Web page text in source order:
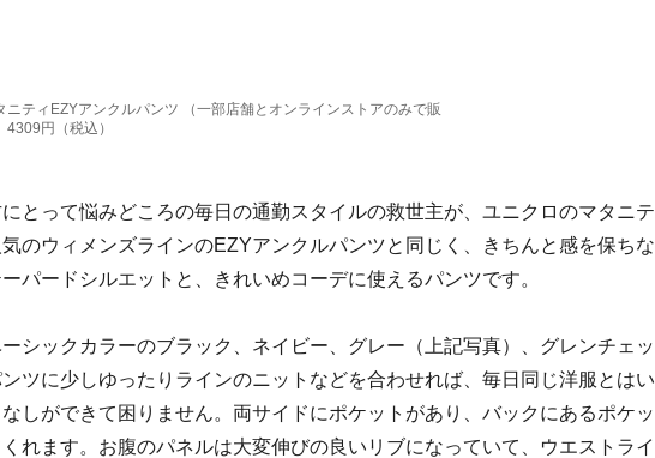
ニティEZYアンクルパンツ （一部店舗とオンラインストアのみで販
4309円（税込）
とって悩みどころの毎日の通勤スタイルの救世主が、ユニクロのマタニテ
のウィメンズラインのEZYアンクルパンツと同じく、きちんと感を保ちな
パードシルエットと、きれいめコーデに使えるパンツです。
シックカラーのブラック、ネイビー、グレー（上記写真）、グレンチェッ
ツに少しゆったりラインのニットなどを合わせれば、毎日同じ洋服とはい
しができて困りません。両サイドにポケットがあり、バックにあるポケッ
れます。お腹のパネルは大変伸びの良いリブになっていて、ウエストライ